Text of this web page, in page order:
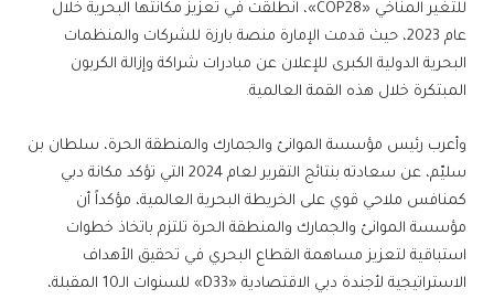
للتغير المناخي «COP28»، انطلقت في تعزيز مكانتها البحرية خلال
عام 2023، حيث قدمت الإمارة منصة بارزة للشركات والمنظمات
البحرية الدولية الكبرى للإعلان عن مبادرات شراكة وإزالة الكربون
المبتكرة خلال هذه القمة العالمية.
وأعرب رئيس مؤسسة الموانئ والجمارك والمنطقة الحرة، سلطان بن
سليّم، عن سعادته بنتائج التقرير لعام 2024 التي تؤكد مكانة دبي
كمنافس ملاحي قوي على الخريطة البحرية العالمية، مؤكداً أن
مؤسسة الموانئ والجمارك والمنطقة الحرة تلتزم باتخاذ خطوات
استباقية لتعزيز مساهمة القطاع البحري في تحقيق الأهداف
الاستراتيجية لأجندة دبي الاقتصادية «D33» للسنوات الـ10 المقبلة،